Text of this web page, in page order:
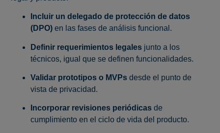
Incluir un delegado de protección de datos
(DPO) en las fases de análisis funcional.
Definir requerimientos legales junto a los
técnicos, igual que se definen funcionalidades.
Validar prototipos o MVPs desde el punto de
vista de privacidad.
Incorporar revisiones periódicas de
cumplimiento en el ciclo de vida del producto.